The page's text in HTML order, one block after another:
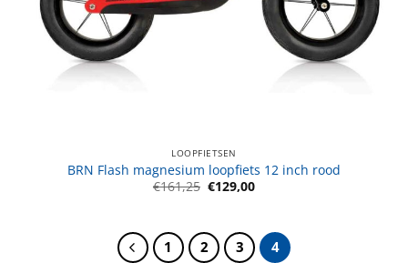
LOOPFIETSEN
BRN Flash magnesium loopfiets 12 inch rood
€161,25 Oorspronkelijke
€129,00Huidige
1 2 3 4